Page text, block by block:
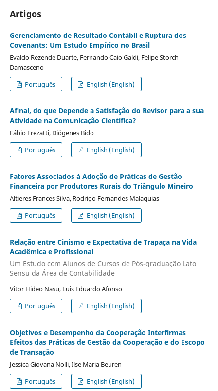
Artigos
Gerenciamento de Resultado Contábil e Ruptura dos
Covenants: Um Estudo Empírico no Brasil
Evaldo Rezende Duarte, Fernando Caio Galdi, Felipe Storch
Damasceno
Português
English (English)
Afinal, do que Depende a Satisfação do Revisor para a sua
Atividade na Comunicação Científica?
Fábio Frezatti, Diógenes Bido
Português
English (English)
Fatores Associados à Adoção de Práticas de Gestão
Financeira por Produtores Rurais do Triângulo Mineiro
Altieres Frances Silva, Rodrigo Fernandes Malaquias
Português
English (English)
Relação entre Cinismo e Expectativa de Trapaça na Vida
Acadêmica e Profissional
Um Estudo com Alunos de Cursos de Pós-graduação Lato
Sensu da Área de Contabilidade
Vitor Hideo Nasu, Luis Eduardo Afonso
Português
English (English)
Objetivos e Desempenho da Cooperação Interfirmas
Efeitos das Práticas de Gestão da Cooperação e do Escopo
de Transação
Jessica Giovana Nolli, Ilse Maria Beuren
Português
English (English)